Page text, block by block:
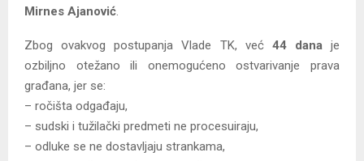
Mirnes Ajanović.
Zbog ovakvog postupanja Vlade TK, već 44 danaje
ozbiljno otežano ili onemogućeno ostvarivanje prava
građana, jer se:
– ročišta odgađaju,
– sudski i tužilački predmeti ne procesuiraju,
– odluke se ne dostavljaju strankama,